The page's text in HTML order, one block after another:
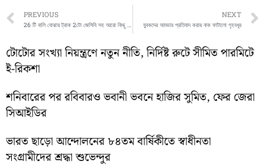
Prev
PREVIOUS
26 টি বালি বোঝায় ট্রাক 2টো জেসিবি সহ আরো কিছু ট্রাককে বালি তোলার সময় আটক করলো বিষ্ণুপুর থানার পুলিশ
NEXT
যুবকদের আড্ডার প্রতিবাদ করায় নাক ফাটালো গৃহবধূর
টোটোর সংখ্যা নিয়ন্ত্রণে নতুন নীতি, নির্দিষ্ট রুটে সীমিত পারমিটে
ই-রিকশা
শনিবারের পর রবিবারও ভবানী ভবনে হাজির সুমিত, ফের জেরা
সিআইডির
ভারত ছাড়ো আন্দোলনের ৮৪তম বার্ষিকীতে স্বাধীনতা
সংগ্রামীদের শ্রদ্ধা শুভেন্দুর